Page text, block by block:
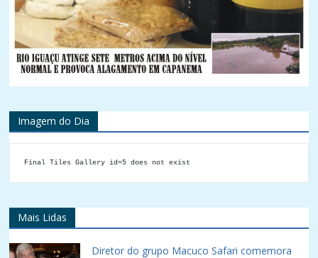
Imagem do Dia
Final Tiles Gallery id=5 does not exist
Mais Lidas
Diretor do grupo Macuco Safari comemora